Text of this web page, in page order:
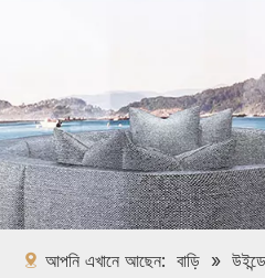
আপনি এখানে আছেন: বাড়ি »